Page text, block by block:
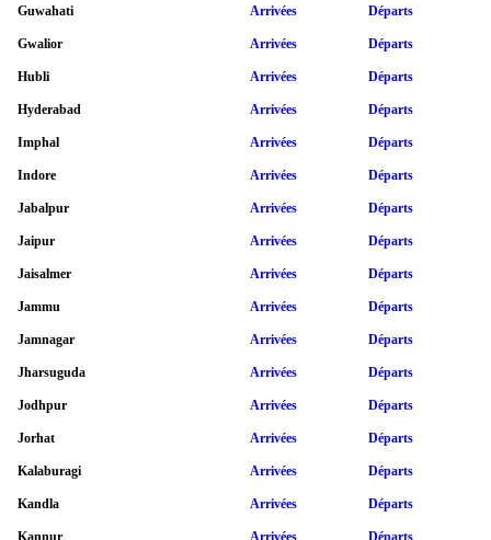
Guwahati Arrivées Départs
Gwalior Arrivées Départs
Hubli Arrivées Départs
Hyderabad Arrivées Départs
Imphal Arrivées Départs
Indore Arrivées Départs
Jabalpur Arrivées Départs
Jaipur Arrivées Départs
Jaisalmer Arrivées Départs
Jammu Arrivées Départs
Jamnagar Arrivées Départs
Jharsuguda Arrivées Départs
Jodhpur Arrivées Départs
Jorhat Arrivées Départs
Kalaburagi Arrivées Départs
Kandla Arrivées Départs
Kannur Arrivées Départs